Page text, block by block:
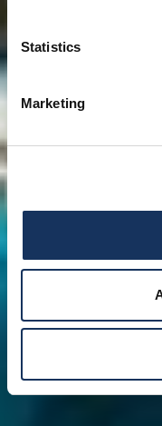
Statistics
Marketing